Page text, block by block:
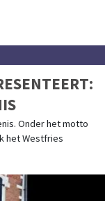
Onder het motto
het Westfries